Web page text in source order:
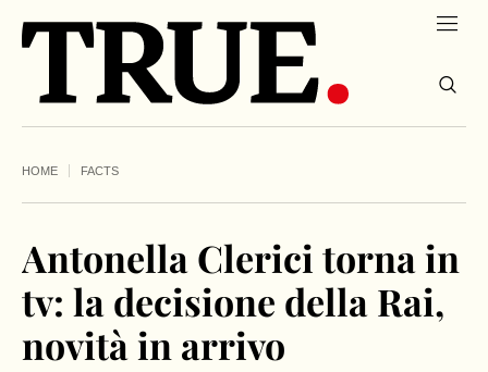
HOME FACTS
Antonella Clerici torna in
tv: la decisione della Rai,
novità in arrivo